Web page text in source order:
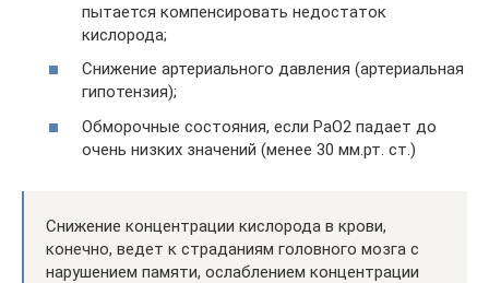
пытается компенсировать недостаток
кислорода;
Снижение артериального давления (артериальная
гипотензия);
Обморочные состояния, если РаО2 падает до
очень низких значений (менее 30 мм.рт. ст.)
Снижение концентрации кислорода в крови,
конечно, ведет к страданиям головного мозга с
нарушением памяти, ослаблением концентрации